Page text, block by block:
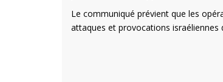
Le communiqué prévient que les
attaques et provocations israéliennes